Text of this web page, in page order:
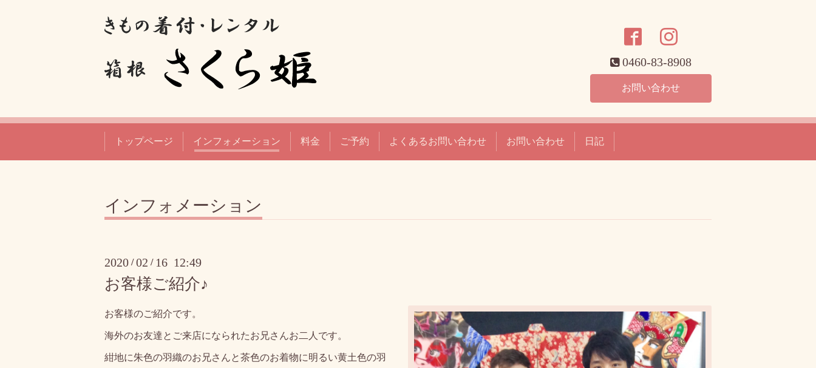
0460-83-8908
お問い合わせ
トップページ インフォメーション 料金 ご予約 よくあるお問い合わせ お問い合わせ 日記
インフォメーション
2020 /02 / 16 12:49
お客様ご紹介♪
お客様のご紹介です。
海外のお友達とご来店になられたお兄さんお二人です。
紺地に朱色の羽織のお兄さんと茶色のお着物に明るい黄土色の羽